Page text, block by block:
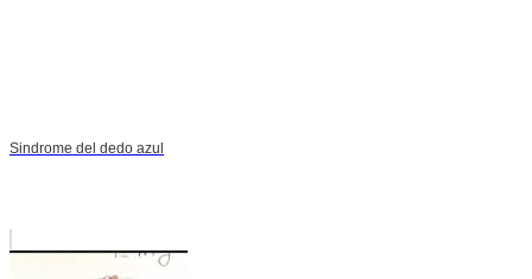
Sindrome del dedo azul